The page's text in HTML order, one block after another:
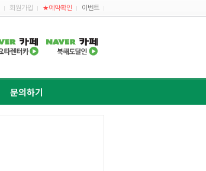
회원가입 ★예약확인 이벤트
문의하기